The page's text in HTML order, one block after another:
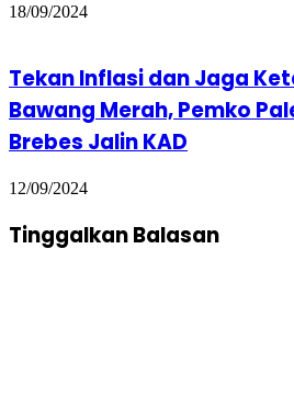
18/09/2024
Tekan Inflasi dan Jaga
Bawang Merah, Pemko
Brebes Jalin KAD
12/09/2024
Tinggalkan Balasan